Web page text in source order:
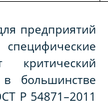
предприятий
критический
большинстве
Р 54871–2011